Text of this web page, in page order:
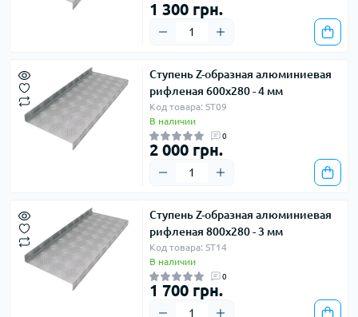
1 300 грн.
Ступень Z-образная алюминиевая
рифленая 600х280 - 4 мм
Код товара: ST09
В наличии
0
2 000 грн.
Ступень Z-образная алюминиевая
рифленая 800х280 - 3 мм
Код товара: ST14
В наличии
0
1 700 грн.